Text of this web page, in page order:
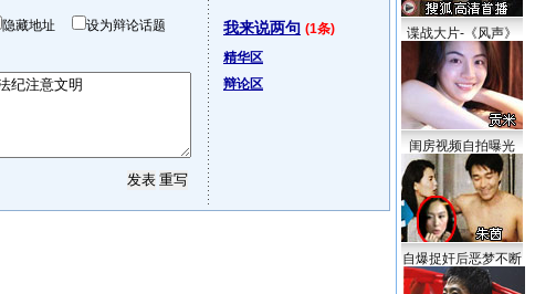
隐藏地址 设为辩论话题 我来说两句 (1条)
精华区
辩论区
谍战大片-《风声》
闺房视频自拍曝光
自爆捉奸后恶梦不断